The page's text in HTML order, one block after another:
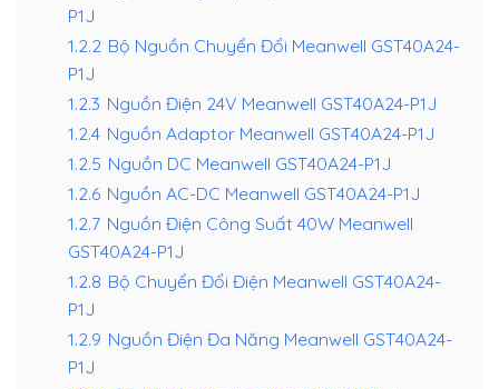
P1J
1.2.2 Bộ Nguồn Chuyển Đổi Meanwell GST40A24-
P1J
1.2.3 Nguồn Điện 24V Meanwell GST40A24-P1J
1.2.4 Nguồn Adaptor Meanwell GST40A24-P1J
1.2.5 Nguồn DC Meanwell GST40A24-P1J
1.2.6 Nguồn AC-DC Meanwell GST40A24-P1J
1.2.7 Nguồn Điện Công Suất 40W Meanwell
GST40A24-P1J
1.2.8 Bộ Chuyển Đổi Điện Meanwell GST40A24-
P1J
1.2.9 Nguồn Điện Đa Năng Meanwell GST40A24-
P1J